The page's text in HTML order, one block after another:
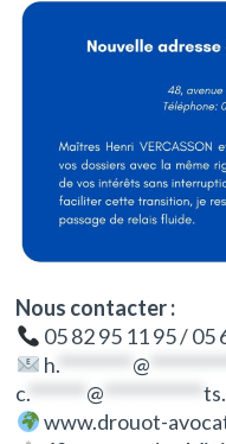
Nous contacter :
05 82 95 11 95 / 05
h.********* @
c.******* @ ************
www.drouot-